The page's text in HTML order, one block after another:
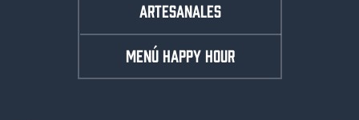
ARTESANALES
MENÚ HAPPY HOUR